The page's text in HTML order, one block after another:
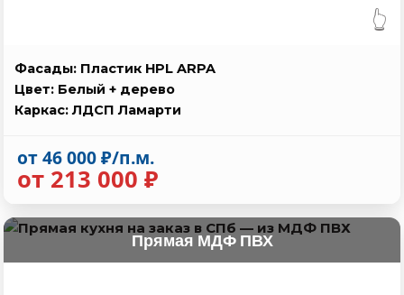
👆
Фасады: Пластик HPL ARPA
Цвет: Белый + дерево
Каркас: ЛДСП Ламарти
от 46 000 ₽/п.м.
от 213 000 ₽
Прямая МДФ ПВХ